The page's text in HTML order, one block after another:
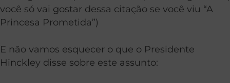
você só vai gostar dessa citação se você viu “A
Princesa Prometida”)
E não vamos esquecer o que o Presidente
Hinckley disse sobre este assunto: